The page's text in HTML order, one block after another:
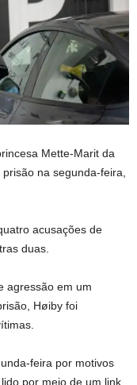
Mette-Marit da
na segunda-feira,
acusações de
duas.
agressão em um
Høiby foi
feira por motivos
por meio de um link